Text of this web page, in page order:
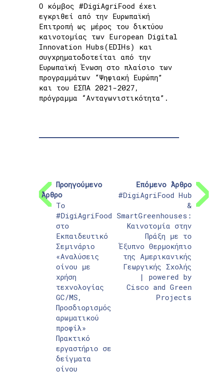
Ο κόμβος #DigiAgriFood έχει
εγκριθεί από την Ευρωπαϊκή
Επιτροπή ως μέρος του δικτύου
καινοτομίας των European Digital
Innovation Hubs(EDIHs) και
συγχρηματοδοτείται από την
Ευρωπαϊκή Ένωση στο πλαίσιο των
προγραμμάτων “Ψηφιακή Ευρώπη”
και του ΕΣΠΑ 2021-2027,
πρόγραμμα “Ανταγωνιστικότητα”.
Προηγούμενο
Άρθρο
Το
#DigiAgriFood
στο
Εκπαιδευτικό
Σεμινάριο
«Αναλύσεις
οίνου με
χρήση
τεχνολογίας
GC/MS,
Προσδιορισμός
αρωματικού
προφίλ»
Πρακτικό
εργαστήριο σε
δείγματα
οίνου
Επόμενο Άρθρο
#DigiAgriFood Hub
&
SmartGreenhouses:
Καινοτομία στην
Πράξη με το
Έξυπνο Θερμοκήπιο
της Αμερικανικής
Γεωργικής Σχολής
| powered by
Cisco and Green
Projects